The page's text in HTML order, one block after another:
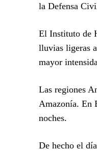
la Defensa
El Instituto de
lluvias ligeras
mayor
Las regiones
Amazonía. En
noches.
De hecho el